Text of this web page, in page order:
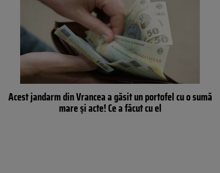
Acest jandarm din Vrancea a găsit un portofel cu o sumă
mare și acte! Ce a făcut cu el